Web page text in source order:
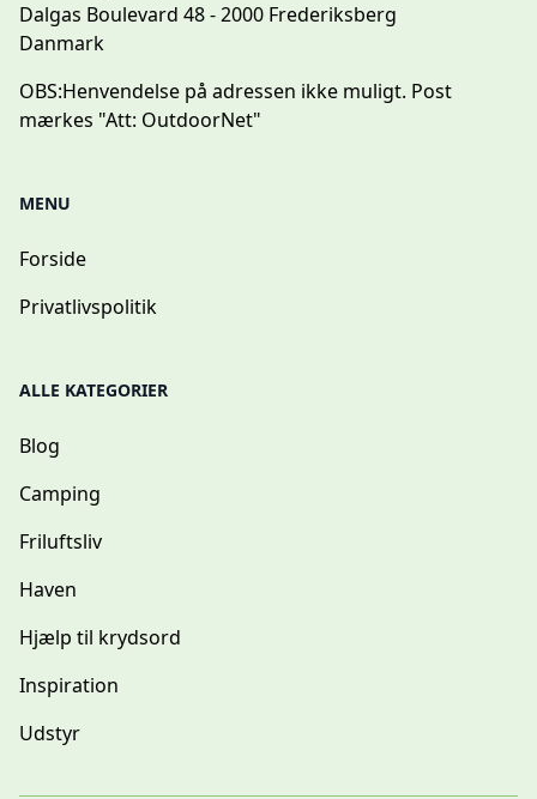
Dalgas Boulevard 48 - 2000 Frederiksberg
Danmark
OBS:Henvendelse på adressen ikke muligt. Post
mærkes "Att: OutdoorNet"
MENU
Forside
Privatlivspolitik
ALLE KATEGORIER
Blog
Camping
Friluftsliv
Haven
Hjælp til krydsord
Inspiration
Udstyr